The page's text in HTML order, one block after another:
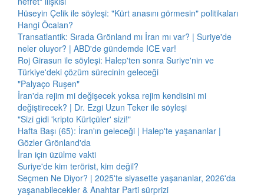
Hüseyin Çelik ile söyleşi: "Kürt anasını görmesin" politikaları
Hangi Öcalan?
Transatlantik: Sırada Grönland mı İran mı var? | Suriye'de
neler oluyor? | ABD'de gündemde ICE var!
Roj Girasun ile söyleşi: Halep'ten sonra Suriye'nin ve
Türkiye'deki çözüm sürecinin geleceği
"Palyaço Ruşen"
İran'da rejim mi değişecek yoksa rejim kendisini mi
değiştirecek? | Dr. Ezgi Uzun Teker ile söyleşi
"Sizi gidi 'kripto Kürtçüler' sizi!"
Hafta Başı (65): İran'ın geleceği | Halep'te yaşananlar |
Gözler Grönland'da
İran için üzülme vakti
Suriye'de kim terörist, kim değil?
Seçmen Ne Diyor? | 2025'te siyasette yaşananlar, 2026'da
yaşanabilecekler & Anahtar Parti sürprizi